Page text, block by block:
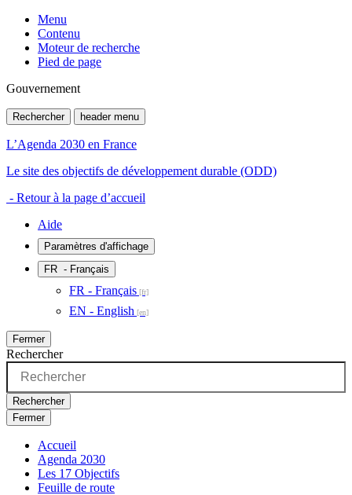
Menu
Contenu
Moteur de recherche
Pied de page
Gouvernement
Rechercher header menu
L’Agenda 2030 en France
Le site des objectifs de développement durable (ODD)
- Retour à la page d’accueil
Aide
Paramètres d'affichage
FR - Français
FR - Français
EN - English
Fermer
Rechercher
Rechercher
Fermer
Accueil
Agenda 2030
Les 17 Objectifs
Feuille de route